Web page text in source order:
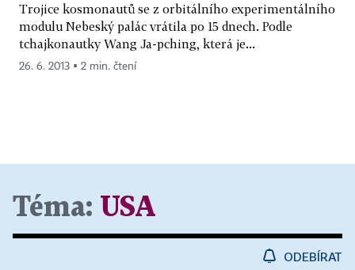
Trojice kosmonautů se z orbitálního experimentálního
modulu Nebeský palác vrátila po 15 dnech. Podle
tchajkonautky Wang Ja-pching, která je...
26. 6. 2013 ▪ 2 min. čtení
Téma: USA
ODEBÍRAT